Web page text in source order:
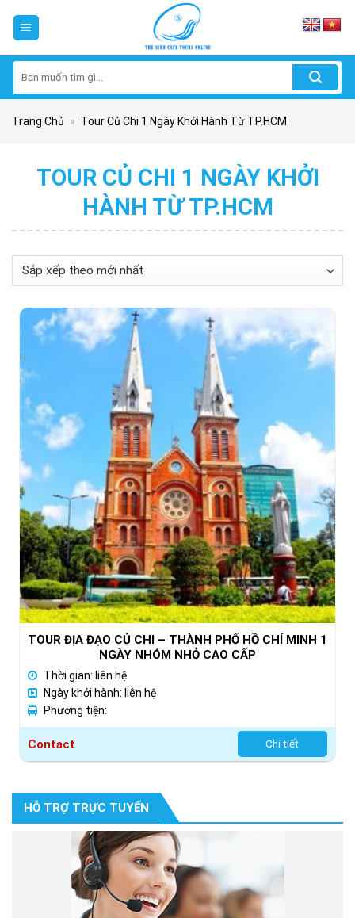
kiếm:
Trang Chủ » Tour Củ Chi 1 Ngày Khởi Hành Từ TP.HCM
TOUR CỦ CHI 1 NGÀY KHỞI
HÀNH TỪ TP.HCM
TOUR ĐỊA ĐẠO CỦ CHI – THÀNH PHỐ HỒ CHÍ MINH 1
NGÀY NHÓM NHỎ CAO CẤP
Thời gian: liên hệ
Ngày khởi hành: liên hệ
Phương tiện:
Contact Chi tiết
HỖ TRỢ TRỰC TUYẾN